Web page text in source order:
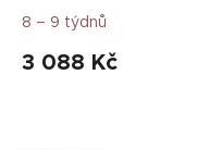
8 – 9 týdnů
3 088 Kč